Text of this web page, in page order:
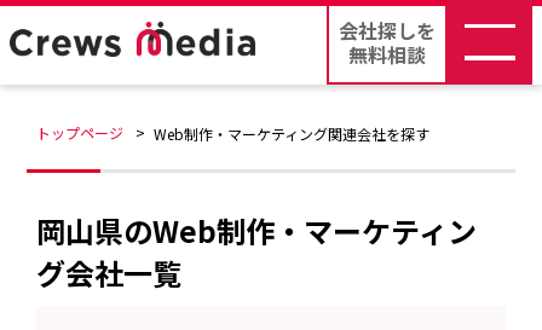
会社探しを
無料相談
トップページ Web制作・マーケティング関連会社を探す
岡山県のWeb制作・マーケティン
グ会社一覧